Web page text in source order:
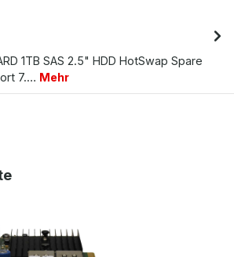
1TB SAS 2.5" HDD HotSwap Spare
7.… Mehr